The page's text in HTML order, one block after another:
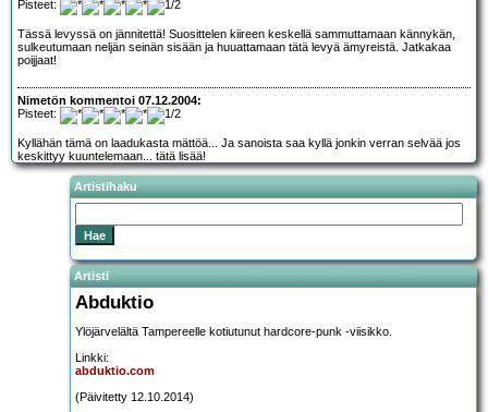
Pisteet:
Tässä levyssä on jännitettä! Suosittelen kiireen keskellä sammuttamaan kännykän,
sulkeutumaan neljän seinän sisään ja huuattamaan tätä levyä ämyreistä. Jatkakaa
poijjaat!
Nimetön kommentoi 07.12.2004:
Pisteet:
Kyllähän tämä on laadukasta mättöä... Ja sanoista saa kyllä jonkin verran selvää jos
keskittyy kuuntelemaan... tätä lisää!
Artistihaku
Artisti
Abduktio
Ylöjärvelältä Tampereelle kotiutunut hardcore-punk -viisikko.
Linkki:
abduktio.com
(Päivitetty 12.10.2014)